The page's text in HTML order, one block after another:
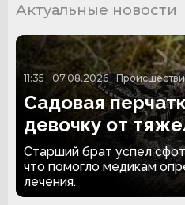
Актуальные новости
11:35 07.08.2026
Садовая
девочку от
последствий
Старший брат успел
что помогло медикам
лечения.